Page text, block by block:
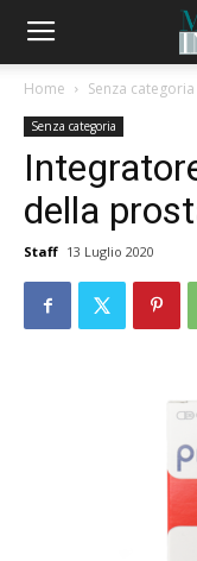
Home Senza categoria
Senza categoria
della
Staff 13 Luglio 2020